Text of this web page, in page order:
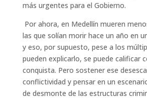
más urgentes para el Gobierno.
Por ahora, en Medellín mueren
las que solían morir hace un año en
y eso, por supuesto, pese a los
pueden explicarlo, se puede calificar
conquista. Pero sostener ese
conflictividad y pensar en un
de desmonte de las estructuras